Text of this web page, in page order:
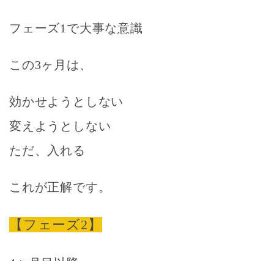
フェーズ1で大事な意識
この3ヶ月は、
効かせようとしない
変えようとしない
ただ、入れる
これが正解です。
【フェーズ2】